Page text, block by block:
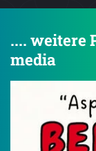
.... weitere
media